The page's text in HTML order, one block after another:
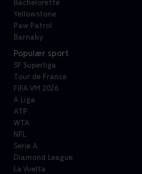
Bachelorette
Yellowstone
Paw Patrol
Barnaby
Populær sport
3F Superliga
Tour de France
FIFA VM 2026
A Liga
ATP
WTA
NFL
Serie A
Diamond League
La Vuelta